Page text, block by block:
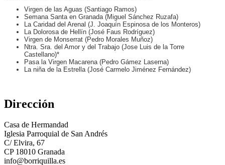
Virgen de las Aguas (Santiago Ramos)
Semana Santa en Granada (Miguel Sánchez Ruzafa)
La Caridad del Arenal (J. Joaquín Espinosa de los Monteros)
La Dolorosa de Hellín (José Faus Rodríguez)
Virgen de Monserrat (Pedro Morales Muñoz)
Ntra. Sra. del Amor y del Trabajo (Jose Luis de la Torre
Castellano)*
Pasa la Virgen Macarena (Pedro Gámez Laserna)
La niña de la Estrella (José Carmelo Jiménez Fernández)
Dirección
Casa de Hermandad
Iglesia Parroquial de San Andrés
C/ Elvira, 67
CP 18010 Granada
info@borriquilla.es